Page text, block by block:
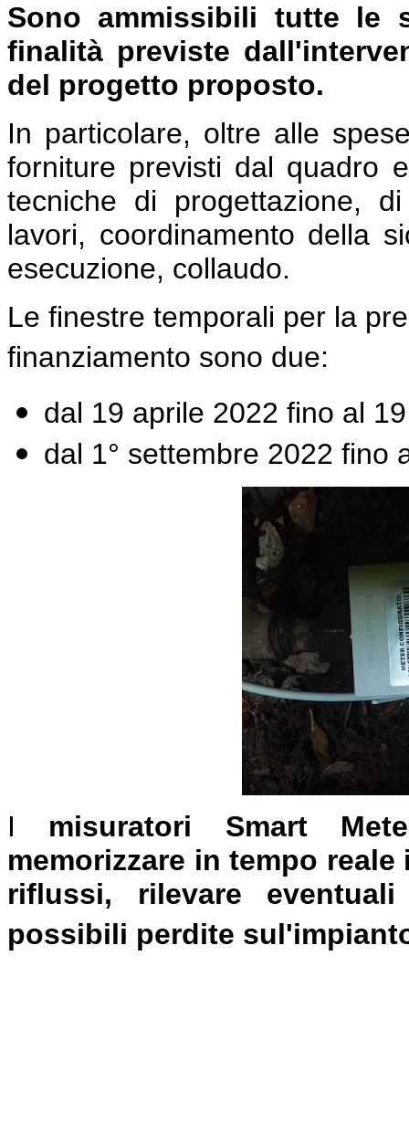
Sono ammissibili tutte le
finalità previste
del progetto proposto.
In particolare, oltre alle
forniture previsti dal quadro
tecniche di progettazione,
lavori, coordinamento della
esecuzione, collaudo.
Le finestre temporali per la
finanziamento sono due:
dal 19 aprile 2022 fino al
dal 1° settembre 2022 fino
I misuratori Smart
memorizzare in tempo
riflussi, rilevare
possibili perdite